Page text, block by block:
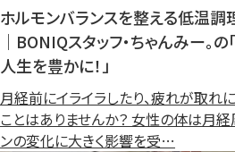
ホルモンバランスを整える低温調
｜BONIQスタッフ・ちゃんみー。
人生を豊かに！」
月経前にイライラしたり、疲れが取れ
ことはありませんか？ 女性の体は月
ンの変化に大きく影響を受…